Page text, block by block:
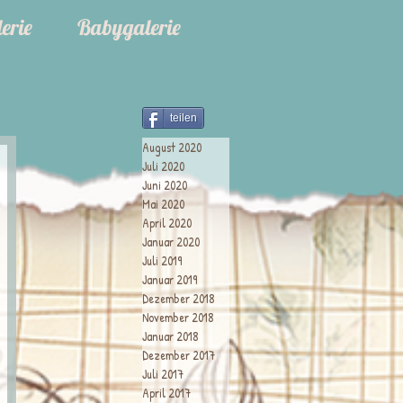
Babygalerie
teilen
August 2020
Juli 2020
Juni 2020
Mai 2020
April 2020
Januar 2020
Juli 2019
Januar 2019
Dezember 2018
November 2018
Januar 2018
Dezember 2017
Juli 2017
April 2017